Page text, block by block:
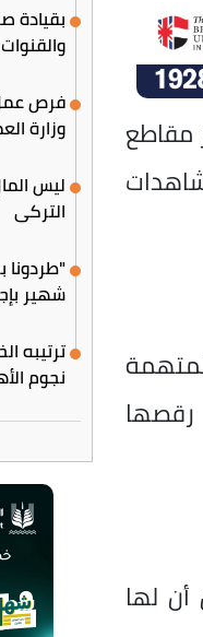
مقاطع
لها
بقيادة
وزارة
ليس
التركي
شهير
ترتيبه
نجوم